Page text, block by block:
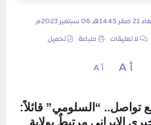
06 سبتمبر 2023م
لا تعليقات طباعة تحميل
أ A أ A
تواصل.. “السلومي” قائلاً:
الإيراني مرتبطٌ بولاية